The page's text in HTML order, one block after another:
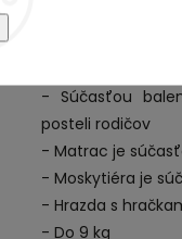
- Súčasťou
posteli rodičov
- Matrac je
- Moskytiéra je
- Hrazda s
- Do 9 kg